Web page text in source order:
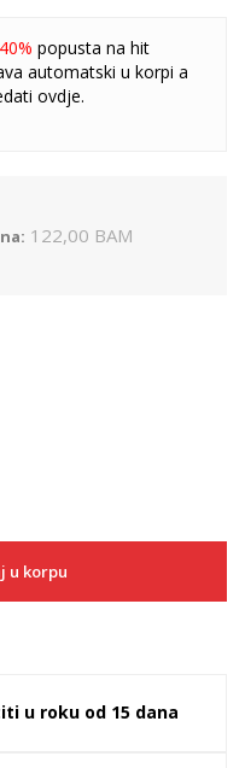
popusta na hit
automatski u korpi a
ovdje.
122,00 BAM
u korpu
u roku od 15 dana